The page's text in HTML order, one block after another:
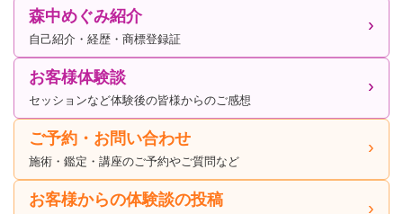
森中めぐみ紹介
自己紹介・経歴・商標登録証
お客様体験談
セッションなど体験後の皆様からのご感想
ご予約・お問い合わせ
施術・鑑定・講座のご予約やご質問など
お客様からの体験談の投稿